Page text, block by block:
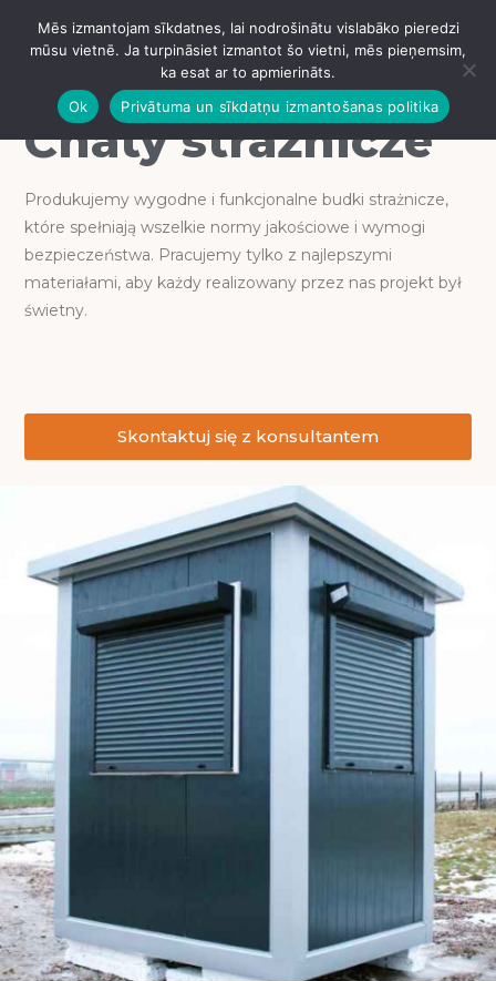
IZVĒLNE
Chaty strażnicze
Chaty strażnicze
Produkujemy wygodne i funkcjonalne budki strażnicze,
które spełniają wszelkie normy jakościowe i wymogi
bezpieczeństwa. Pracujemy tylko z najlepszymi
materiałami, aby każdy realizowany przez nas projekt był
świetny.
Skontaktuj się z konsultantem
Mēs izmantojam sīkdatnes, lai nodrošinātu vislabāko pieredzi
mūsu vietnē. Ja turpināsiet izmantot šo vietni, mēs pieņemsim,
ka esat ar to apmierināts.
Ok
Privātuma un sīkdatņu izmantošanas politika